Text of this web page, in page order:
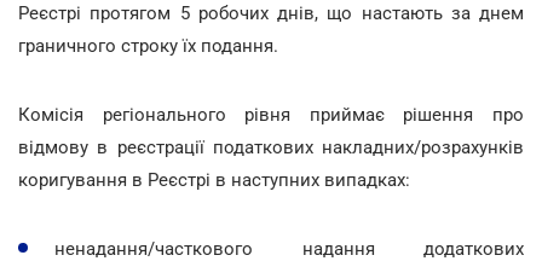
Реєстрі протягом 5 робочих днів, що настають за днем
граничного строку їх подання.
Комісія регіонального рівня приймає рішення про
відмову в реєстрації податкових накладних/розрахунків
коригування в Реєстрі в наступних випадках:
ненадання/часткового надання додаткових